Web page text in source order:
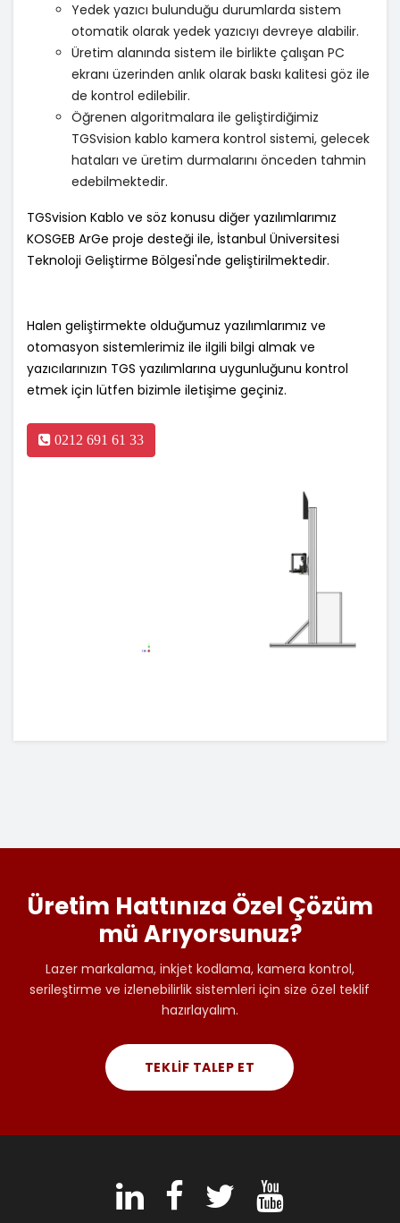
Yedek yazıcı bulunduğu durumlarda sistem
otomatik olarak yedek yazıcıyı devreye alabilir.
Üretim alanında sistem ile birlikte çalışan PC
ekranı üzerinden anlık olarak baskı kalitesi göz ile
de kontrol edilebilir.
Öğrenen algoritmalara ile geliştirdiğimiz
TGSvision kablo kamera kontrol sistemi, gelecek
hataları ve üretim durmalarını önceden tahmin
edebilmektedir.
TGSvision Kablo ve söz konusu diğer yazılımlarımız
KOSGEB ArGe proje desteği ile, İstanbul Üniversitesi
Teknoloji Geliştirme Bölgesi'nde geliştirilmektedir.
Halen geliştirmekte olduğumuz yazılımlarımız ve
otomasyon sistemlerimiz ile ilgili bilgi almak ve
yazıcılarınızın TGS yazılımlarına uygunluğunu kontrol
etmek için lütfen bizimle iletişime geçiniz.
0212 691 61 33
Üretim Hattınıza Özel Çözüm
mü Arıyorsunuz?
Lazer markalama, inkjet kodlama, kamera kontrol,
serileştirme ve izlenebilirlik sistemleri için size özel teklif
hazırlayalım.
TEKLIF TALEP ET